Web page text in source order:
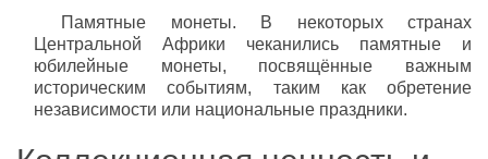
Памятные монеты. В некоторых странах
Центральной Африки чеканились памятные и
юбилейные монеты, посвящённые важным
историческим событиям, таким как обретение
независимости или национальные праздники.